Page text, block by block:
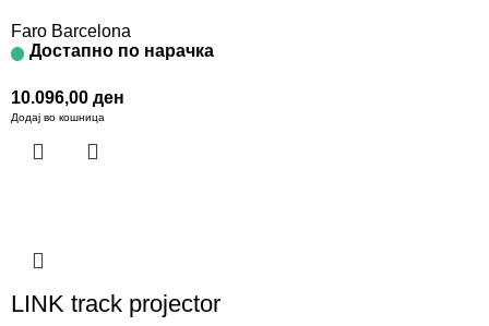
Faro Barcelona
Достапно по нарачка
10.096,00 ден
Додај во кошница
LINK track projector